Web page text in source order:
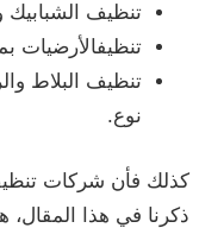
تنظيف الشبابيك
تنظيفالأرضيات
تنظيف البلاط
نوع.
كذلك فأن شركات
ذكرنا في هذا